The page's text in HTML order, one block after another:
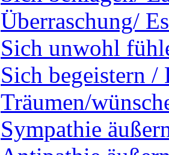
Überraschung/
Sich unwohl
Sich begeistern /
Träumen/
Sympathie